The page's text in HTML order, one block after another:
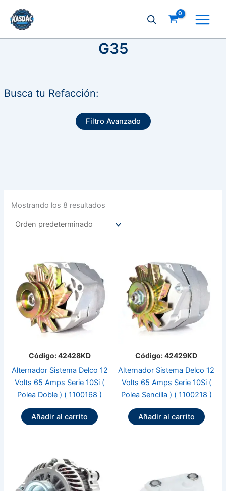
contenido
G35
Busca tu Refacción:
Filtro Avanzado
Mostrando los 8 resultados
Código: 42428KD
Alternador Sistema Delco 12
Volts 65 Amps Serie 10Si (
Polea Doble ) ( 1100168 )
Añadir al carrito
Código: 42429KD
Alternador Sistema Delco 12
Volts 65 Amps Serie 10Si (
Polea Sencilla ) ( 1100218 )
Añadir al carrito